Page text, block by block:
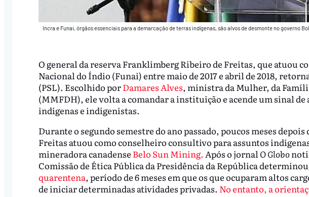
Incra e Funai, órgãos essenciais para a demarcação de terras indígenas, são alvos de desmonte no governo
O general da reserva Franklimberg Ribeiro de Freitas, que atuou
Nacional do Índio (Funai) entre maio de 2017 e abril de 2018,
(PSL). Escolhido porDamares Alves, ministra da Mulher, da
(MMFDH), ele volta a comandar a instituição e acende um sinal
indígenas e indigenistas.
Durante o segundo semestre do ano passado, poucos meses
Freitas atuou como conselheiro consultivo para assuntos
mineradora canadense Belo Sun Mining. Após o jornal O Globo
Comissão de Ética Pública da Presidência da República
quarentena, período de 6 meses em que os que ocuparam altos
de iniciar determinadas atividades privadas. No entanto, a